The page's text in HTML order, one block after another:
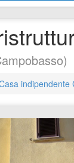
indipendente